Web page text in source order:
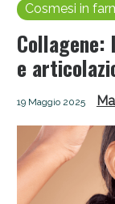
e
Cosmesi in
19 Maggio 2025
Anticellulite